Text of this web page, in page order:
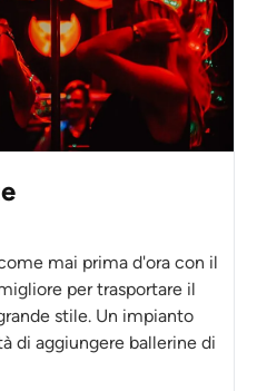
mai prima d'ora con il
per trasportare il
stile. Un impianto
di aggiungere ballerine di